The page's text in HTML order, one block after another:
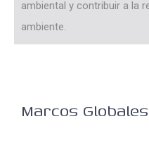
ambiental y contribuir a la
ambiente.
Marcos